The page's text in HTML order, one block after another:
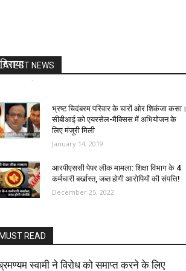
NEWS
गिराया
-
भ्रष्ट चिदंबरम परिवार के चारों ओर शिकंजा कसा।
सीबीआई को एयरसेल-मैक्सिस में अभियोजन के
लिए मंजूरी मिली
January 14, 2019
आरपीएससी पेपर लीक मामला: शिक्षा विभाग के 4
कर्मचारी बर्खास्त, जब्त होगी आरोपियों की संपत्ति!
December 25, 2022
READ
स्वामी ने विरोध को समाप्त करने के लिए